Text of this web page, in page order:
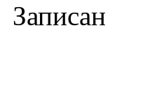
Записан